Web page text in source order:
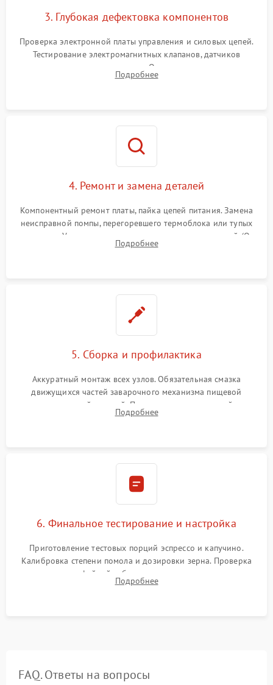
3. Глубокая дефектовка компонентов
Проверка электронной платы управления и силовых цепей.
Тестирование электромагнитных клапанов, датчиков
температуры и расходомера. Оценка степени износа
жерновов кофемолки, уплотнительных колец гидросистемы
Подробнее
4. Ремонт и замена деталей
Компонентный ремонт платы, пайка цепей питания. Замена
неисправной помпы, перегоревшего термоблока или тупых
жерновов. Установка новых силиконовых уплотнителей (O-
ring) и тефлоновых трубок для надежного устранения
Подробнее
5. Сборка и профилактика
Аккуратный монтаж всех узлов. Обязательная смазка
движущихся частей заварочного механизма пищевой
силиконовой смазкой. Проведение программной
декальцинации и очистки системы от кофейных масел.
Подробнее
6. Финальное тестирование и настройка
Приготовление тестовых порций эспрессо и капучино.
Калибровка степени помола и дозировки зерна. Проверка
плотности кофейной таблетки, температуры напитка и
качества молочной пены. Контроль отсутствия посторонних
Подробнее
FAQ. Ответы на вопросы